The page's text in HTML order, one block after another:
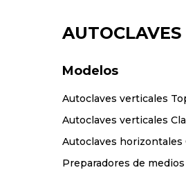
AUTOCLAVES
Modelos
Autoclaves verticales
Autoclaves verticales
Autoclaves horizontales
Preparadores de medios